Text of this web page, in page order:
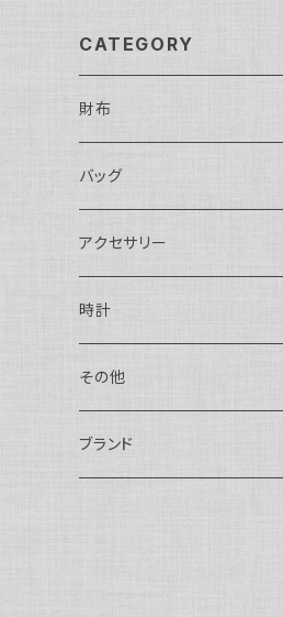
CATEGORY
財布
長財布
二つ折り
バッグ
ショルダーバッグ・ボディバッグ
ハンドバッグ・ポーチ
トートバッグ
バックパック・リュックサック
アクセサリー
ネックレス
指輪
ピアス・イヤリング
時計
アナログ・機械式
アナログ・クォーツ
その他
ペン・万年筆
ブランド